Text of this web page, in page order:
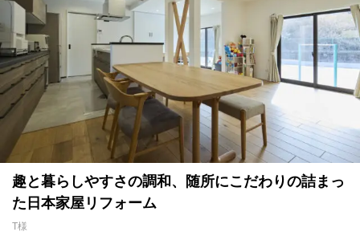
趣と暮らしやすさの調和、随所にこだわりの詰まっ
た日本家屋リフォーム
T様